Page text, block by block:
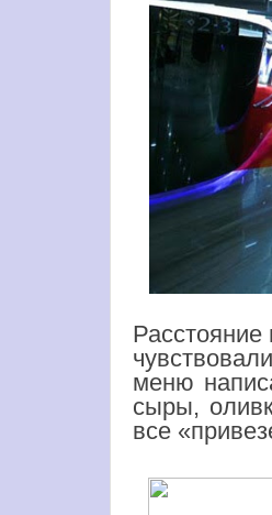
меню
сыры,
все